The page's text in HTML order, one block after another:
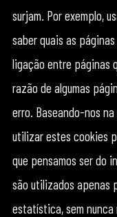
surjam. Por exemplo,
saber quais as
ligação entre páginas
razão de algumas
erro. Baseando-nos
utilizar estes cookies
que pensamos ser do
são utilizados apenas
estatística, sem